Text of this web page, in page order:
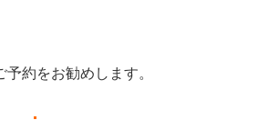
約をお勧めします。